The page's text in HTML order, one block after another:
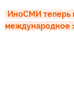
ИноСМИ теперь
международное